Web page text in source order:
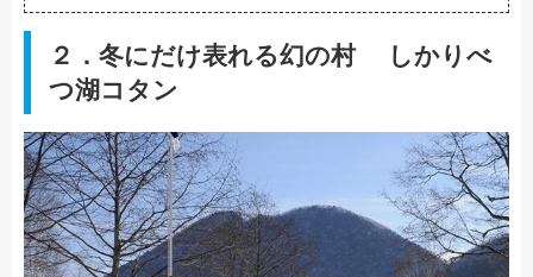
２．冬にだけ表れる幻の村 しかりべ
つ湖コタン